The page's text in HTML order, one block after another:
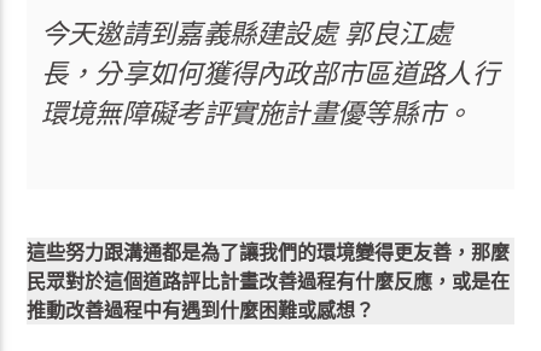
今天邀請到嘉義縣建設處 郭良江處
長，分享如何獲得內政部市區道路人行
環境無障礙考評實施計畫優等縣市。
這些努力跟溝通都是為了讓我們的環境變得更友善，那麼
民眾對於這個道路評比計畫改善過程有什麼反應，或是在
推動改善過程中有遇到什麼困難或感想？